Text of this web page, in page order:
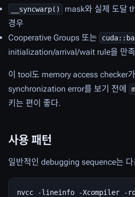
__syncwarp()
mask와 실제 도달
경우
Cooperative Groups 또는
initialization/arrival/wait rule을 만
이 tool도 memory access checker
synchronization error를 보기 전에
키는 편이 좋다.
사용 패턴
일반적인 debugging sequence는
nvcc -lineinfo -Xcompiler -